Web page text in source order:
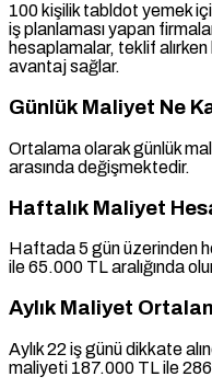
100 kişilik tabldot yemek
iş planlaması yapan
hesaplamalar, teklif alırken
avantaj sağlar.
Günlük Maliyet Ne
Ortalama olarak günlük
arasında değişmektedir.
Haftalık Maliyet
Haftada 5 gün üzerinden
ile 65.000 TL aralığında
Aylık Maliyet
Aylık 22 iş günü dikkate
maliyeti 187.000 TL ile